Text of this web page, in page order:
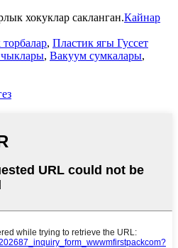
хокуклар сакланган.Кайнар
, Пластик ягы Гуссет
, Вакуум сумкалары,